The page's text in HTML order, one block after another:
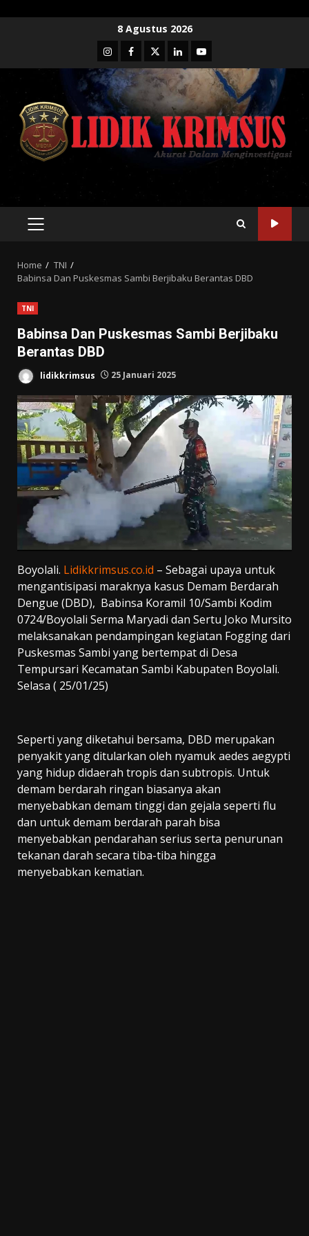
8 Agustus 2026
InstagramFacebook
TwitterLinkedinYoutube
PRIMARY
Home
TNI
Babinsa Dan Puskesmas Sambi Berjibaku Berantas DBD
TNI
Babinsa Dan Puskesmas Sambi Berjibaku
Berantas DBD
lidikkrimsus 25 Januari 2025
Boyolali. Lidikkrimsus.co.id – Sebagai upaya untuk
mengantisipasi maraknya kasus Demam Berdarah
Dengue (DBD), Babinsa Koramil 10/Sambi Kodim
0724/Boyolali Serma Maryadi dan Sertu Joko Mursito
melaksanakan pendampingan kegiatan Fogging dari
Puskesmas Sambi yang bertempat di Desa
Tempursari Kecamatan Sambi Kabupaten Boyolali.
Selasa ( 25/01/25)
Seperti yang diketahui bersama, DBD merupakan
penyakit yang ditularkan oleh nyamuk aedes aegypti
yang hidup didaerah tropis dan subtropis. Untuk
demam berdarah ringan biasanya akan
menyebabkan demam tinggi dan gejala seperti flu
dan untuk demam berdarah parah bisa
menyebabkan pendarahan serius serta penurunan
tekanan darah secara tiba-tiba hingga
menyebabkan kematian.